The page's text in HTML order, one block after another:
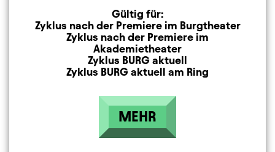
Gültig für:
Zyklus nach der Premiere im Burgtheater
Zyklus nach der Premiere im
Akademietheater
Zyklus BURG aktuell
Zyklus BURG aktuell am Ring
MEHR